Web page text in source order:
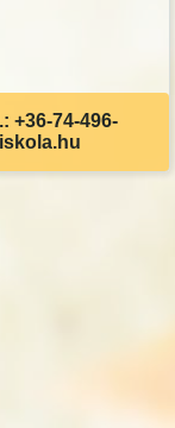
+36-74-496-